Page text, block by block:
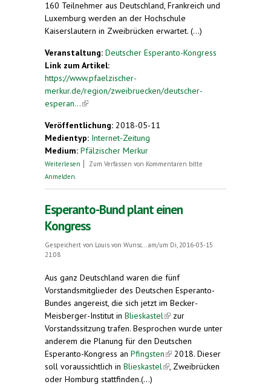
160 Teilnehmer aus Deutschland, Frankreich und
Luxemburg werden an der Hochschule
Kaiserslautern in Zweibrücken erwartet. (...)
Veranstaltung: Deutscher Esperanto-Kongress
Link zum Artikel:
https://www.pfaelzischer-
merkur.de/region/zweibruecken/deutscher-
esperan...(link is external)
Veröffentlichung: 2018-05-11
Medientyp: Internet-Zeitung
Medium: Pfälzischer Merkur
Weiterlesen über Mit Brel-Liedern und Podiumsdiskussion.
Zum Verfassen von Kommentaren bitte
Anmelden
Esperanto-Bund plant einen
Kongress
Gespeichert von Louis von Wunsc...
am/um Di, 2016-03-15
21:08
Aus ganz Deutschland waren die fünf
Vorstandsmitglieder des Deutschen Esperanto-
Bundes angereist, die sich jetzt im Becker-
Meisberger-Institut in Blieskastel (link is external)
zur
Vorstandssitzung trafen. Besprochen wurde unter
anderem die Planung für den Deutschen
Esperanto-Kongress an Pfingsten(link is external)
2018. Dieser
soll voraussichtlich in Blieskastel (link is external)
, Zweibrücken
oder Homburg stattfinden.(...)